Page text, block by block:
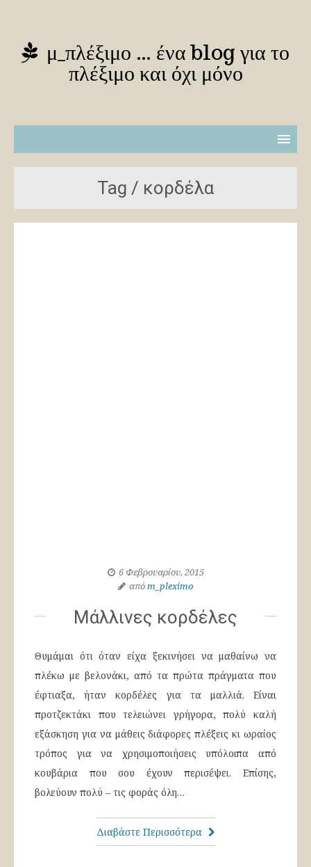
μ_πλέξιμο … ένα blog για το
πλέξιμο και όχι μόνο
Tag / κορδέλα
6 Φεβρουαρίου, 2015
απόm_pleximo
Μάλλινες κορδέλες
Θυμάμαι ότι όταν είχα ξεκινήσει να μαθαίνω να
πλέκω με βελονάκι, από τα πρώτα πράγματα που
έφτιαξα, ήταν κορδέλες για τα μαλλιά. Είναι
προτζεκτάκι που τελειώνει γρήγορα, πολύ καλή
εξάσκηση για να μάθεις διάφορες πλέξεις κι ωραίος
τρόπος για να χρησιμοποιήσεις υπόλοιπα από
κουβάρια που σου έχουν περισέψει. Επίσης,
βολεύουν πολύ – τις φοράς όλη…
Διαβάστε Περισσότερα